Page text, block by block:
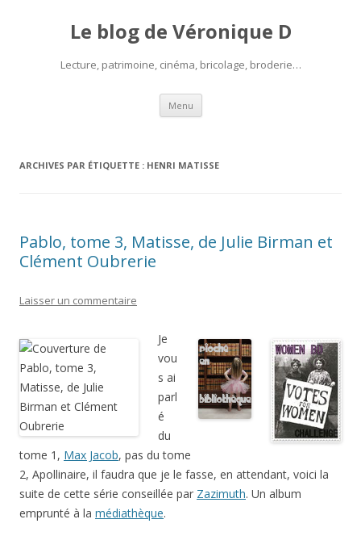
Le blog de Véronique D
Lecture, patrimoine, cinéma, bricolage, broderie…
Menu Aller
contenu
ARCHIVES PAR ÉTIQUETTE : HENRI MATISSE
Pablo, tome 3, Matisse, de Julie Birman et
Clément Oubrerie
Laisser un commentaire
Je
vou
s ai
parl
é
du
tome 1, Max Jacob, pas du tome
2, Apollinaire, il faudra que je le fasse, en attendant, voici la
suite de cette série conseillée par Zazimuth. Un album
emprunté à la médiathèque.